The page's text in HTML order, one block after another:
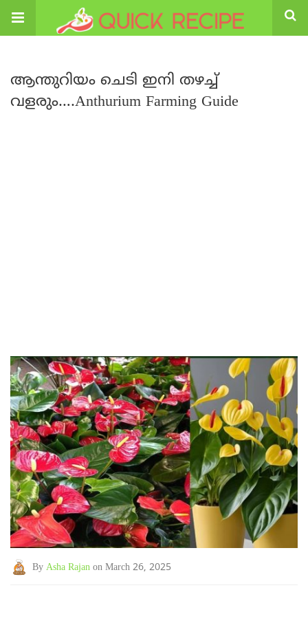
ആന്തുറിയം ചെടി ഇനി തഴച്ച്
വളരും….Anthurium Farming Guide
By Asha Rajan on March 26, 2025